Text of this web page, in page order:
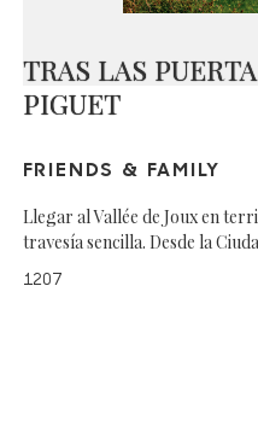
TRAS LAS
PIGUET
FRIENDS & FAMILY
Llegar al Vallée de Joux en
travesía sencilla. Desde la
1207